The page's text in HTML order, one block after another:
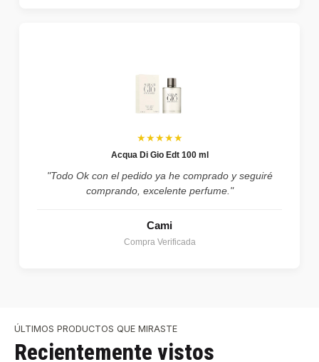
★★★★★
Acqua Di Gio Edt 100 ml
"Todo Ok con el pedido ya he comprado y seguiré
comprando, excelente perfume."
Cami
Compra Verificada
ÚLTIMOS PRODUCTOS QUE MIRASTE
Recientemente vistos